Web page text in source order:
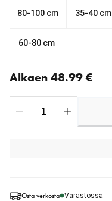
Osta verkosta Varastossa
80-100 cm 35-40 cm
60-80 cm
Alkaen 48.99 €